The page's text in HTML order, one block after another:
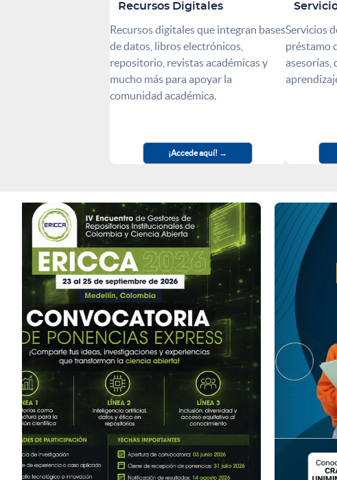
Recursos Digitales
Recursos digitales que integran bases
de datos, libros electrónicos,
repositorio, revistas académicas y
mucho más para apoyar la
comunidad académica.
¡Accede aquí!
Servicios
préstamo
asesorías,